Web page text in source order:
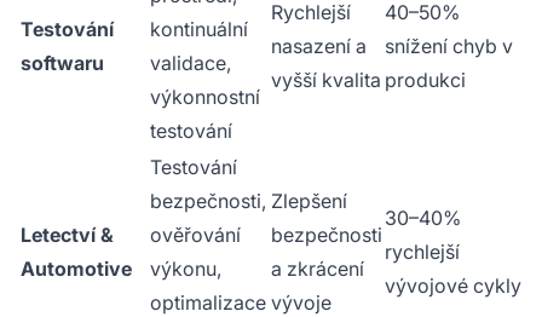
Testování
softwaru
kontinuální
validace,
výkonnostní
testování
Rychlejší
nasazení a
vyšší kvalita
40–50%
snížení chyb v
produkci
Letectví &
Automotive
Testování
bezpečnosti,
ověřování
výkonu,
optimalizace
Zlepšení
bezpečnosti
a zkrácení
vývoje
30–40%
rychlejší
vývojové cykly